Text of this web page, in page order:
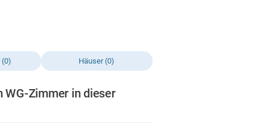
(0) Häuser (0)
WG-Zimmer in dieser